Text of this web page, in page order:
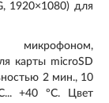
1920×1080) для
микрофоном,
карты microSD
2 мин., 10
+40 ºС. Цвет